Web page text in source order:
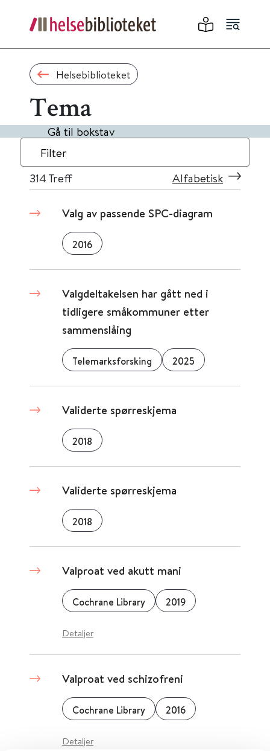
Helsebiblioteket
Tema
Gå til bokstav
Filter
314 Treff Alfabetisk
Valg av passende SPC-diagram
2016
Valgdeltakelsen har gått ned i
tidligere småkommuner etter
sammenslåing
Telemarksforsking 2025
Validerte spørreskjema
2018
Validerte spørreskjema
2018
Valproat ved akutt mani
Cochrane Library 2019
Detaljer
Valproat ved schizofreni
Cochrane Library 2016
Detaljer